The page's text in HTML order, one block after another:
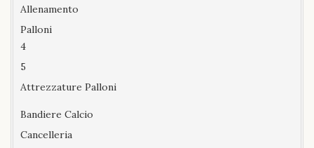
Allenamento
Palloni
4
5
Attrezzature Palloni
Bandiere Calcio
Cancelleria